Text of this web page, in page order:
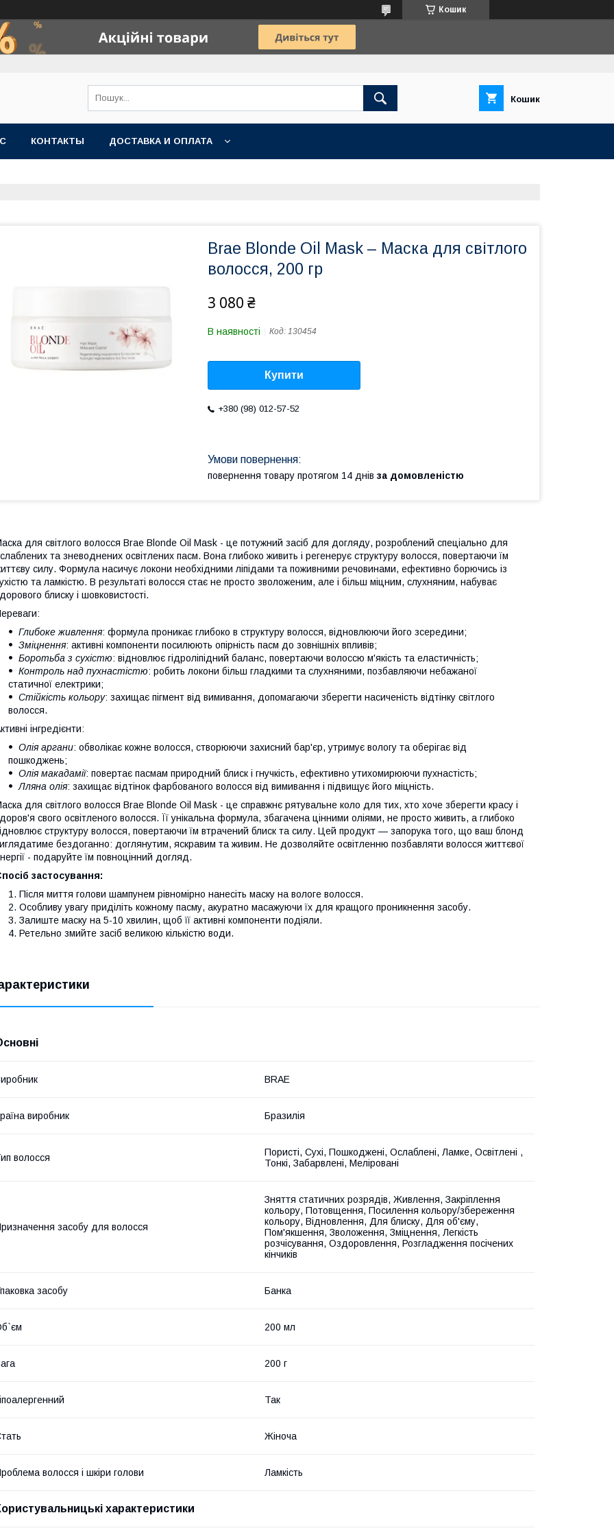
Кошик
Кошик
КОНТАКТЫ ДОСТАВКА И ОПЛАТА
Brae Blonde Oil Mask – Маска для світлого
волосся, 200 гр
3 080 ₴
В наявності Код: 130454
Купити
+380 (98) 012-57-52
повернення товару протягом 14 днів за домовленістю
для світлого волосся Brae Blonde Oil Mask - це потужний засіб для догляду, розроблений спеціально для
та зневоднених освітлених пасм. Вона глибоко живить і регенерує структуру волосся, повертаючи їм
силу. Формула насичує локони необхідними ліпідами та поживними речовинами, ефективно борючись із
та ламкістю. В результаті волосся стає не просто зволоженим, але і більш міцним, слухняним, набуває
блиску і шовковистості.
Глибоке живлення: формула проникає глибоко в структуру волосся, відновлюючи його зсередини;
Зміцнення: активні компоненти посилюють опірність пасм до зовнішніх впливів;
Боротьба з сухістю: відновлює гідроліпідний баланс, повертаючи волоссю м'якість та еластичність;
Контроль над пухнастістю: робить локони більш гладкими та слухняними, позбавляючи небажаної
статичної електрики;
Стійкість кольору: захищає пігмент від вимивання, допомагаючи зберегти насиченість відтінку світлого
волосся.
інгредієнти:
Олія аргани: обволікає кожне волосся, створюючи захисний бар'єр, утримує вологу та оберігає від
пошкоджень;
Олія макадамії: повертає пасмам природний блиск і гнучкість, ефективно утихомирюючи пухнастість;
Лляна олія: захищає відтінок фарбованого волосся від вимивання і підвищує його міцність.
для світлого волосся Brae Blonde Oil Mask - це справжнє рятувальне коло для тих, хто хоче зберегти красу і
свого освітленого волосся. Її унікальна формула, збагачена цінними оліями, не просто живить, а глибоко
структуру волосся, повертаючи їм втрачений блиск та силу. Цей продукт — запорука того, що ваш блонд
бездоганно: доглянутим, яскравим та живим. Не дозволяйте освітленню позбавляти волосся життєвої
- подаруйте їм повноцінний догляд.
застосування:
Після миття голови шампунем рівномірно нанесіть маску на вологе волосся.
Особливу увагу приділіть кожному пасму, акуратно масажуючи їх для кращого проникнення засобу.
Залиште маску на 5-10 хвилин, щоб її активні компоненти подіяли.
Ретельно змийте засіб великою кількістю води.
BRAE
виробник Бразилія
волосся
Пористі, Сухі, Пошкоджені, Ослаблені, Ламке, Освітлені ,
Тонкі, Забарвлені, Меліровані
засобу для волосся
Зняття статичних розрядів, Живлення, Закріплення
кольору, Потовщення, Посилення кольору/збереження
кольору, Відновлення, Для блиску, Для об'єму,
Пом'якшення, Зволоження, Зміцнення, Легкість
розчісування, Оздоровлення, Розгладження посічених
кінчиків
засобу Банка
200 мл
200 г
Так
Жіноча
волосся і шкіри голови Ламкість
характеристики